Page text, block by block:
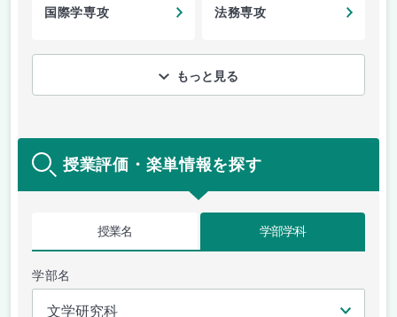
国際学専攻 法務専攻
もっと見る
授業評価・楽単情報を探す
授業名 学部学科
学部名